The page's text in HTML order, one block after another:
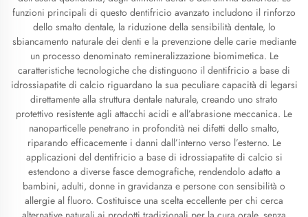
funzioni principali di questo dentifricio avanzato includono il rinforzo
dello smalto dentale, la riduzione della sensibilità dentale, lo
sbiancamento naturale dei denti e la prevenzione delle carie mediante
un processo denominato remineralizzazione biomimetica. Le
caratteristiche tecnologiche che distinguono il dentifricio a base di
idrossiapatite di calcio riguardano la sua peculiare capacità di legarsi
direttamente alla struttura dentale naturale, creando uno strato
protettivo resistente agli attacchi acidi e all’abrasione meccanica. Le
nanoparticelle penetrano in profondità nei difetti dello smalto,
riparando efficacemente i danni dall’interno verso l’esterno. Le
applicazioni del dentifricio a base di idrossiapatite di calcio si
estendono a diverse fasce demografiche, rendendolo adatto a
bambini, adulti, donne in gravidanza e persone con sensibilità o
allergie al fluoro. Costituisce una scelta eccellente per chi cerca